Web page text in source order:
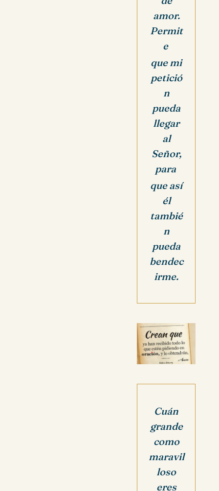
amor.
Permit
e
que mi
petició
n
pueda
llegar
al
Señor,
para
que así
él
tambié
n
pueda
bendec
irme.
Cuán
grande
como
maravil
loso
eres